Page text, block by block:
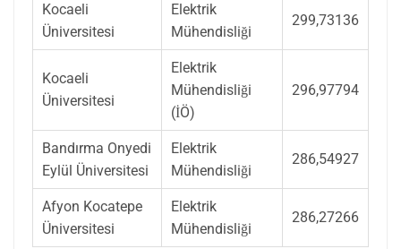
Kocaeli
Üniversitesi
Elektrik
Mühendisliği
299,73136
Kocaeli
Üniversitesi
Elektrik
Mühendisliği
(İÖ)
296,97794
Bandırma Onyedi
Eylül Üniversitesi
Elektrik
Mühendisliği
286,54927
Afyon Kocatepe
Üniversitesi
Elektrik
Mühendisliği
286,27266